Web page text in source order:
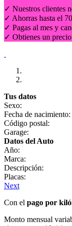
✓ Nuestros clientes
✓ Ahorras hasta el
✓ Pagas al mes y
✓ Obtienes un
Tus datos
Sexo:
Fecha de nacimiento:
Código postal:
Garage:
Datos del Auto
Año:
Marca:
Descripción:
Placas:
Next
Con el pago por
Monto mensual